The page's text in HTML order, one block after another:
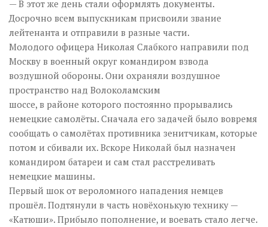
— В этот же день стали оформлять документы.
Досрочно всем выпускникам присвоили звание
лейтенанта и отправили в разные части.
Молодого офицера Николая Слабкого направили под
Москву в военный округ командиром взвода
воздушной обороны. Они охраняли воздушное
пространство над Волоколамским
шоссе, в районе которого постоянно прорывались
немецкие самолёты. Сначала его задачей было вовремя
сообщать о самолётах противника зенитчикам, которые
потом и сбивали их. Вскоре Николай был назначен
командиром батареи и сам стал расстреливать
немецкие машины.
Первый шок от вероломного нападения немцев
прошёл. Подтянули в часть новёхонькую технику —
«Катюши». Прибыло пополнение, и воевать стало легче.